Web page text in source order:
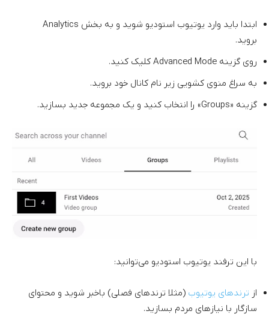
ابتدا باید وارد یوتیوب استودیو شوید و به بخش Analytics
بروید.
روی گزینه Advanced Mode کلیک کنید.
به سراغ منوی کشویی زیر نام کانال خود بروید.
گزینه «Groups» را انتخاب کنید و یک مجموعه جدید بسازید.
با این ترفند یوتیوب استودیو می‌توانید:
از ترندهای یوتیوب (مثلا ترندهای فصلی) باخبر شوید و محتوای
سازگار با نیازهای مردم بسازید.